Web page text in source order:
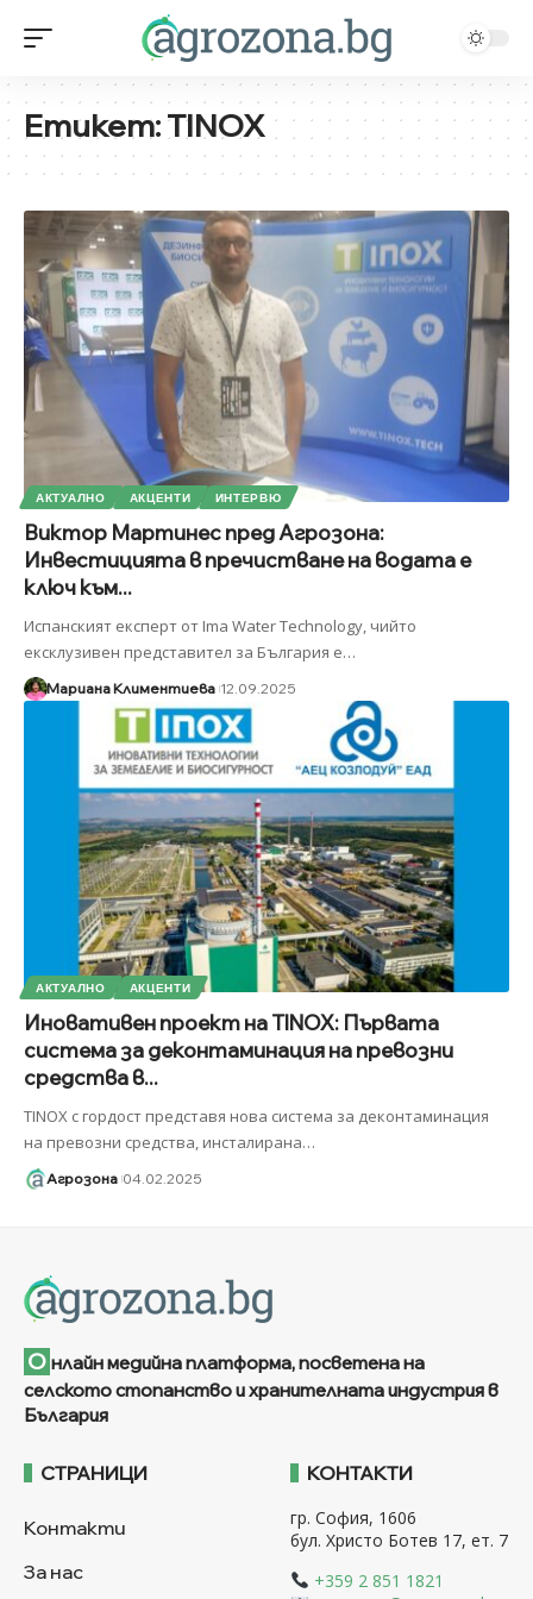
Етикет:TINOX
АКТУАЛНО АКЦЕНТИ ИНТЕРВЮ
Виктор Мартинес пред Агрозона:
Инвестицията в пречистване на водата е
ключ към...
Испанският експерт от Ima Water Technology, чийто
ексклузивен представител за България е…
Мариана Климентиева 12.09.2025
АКТУАЛНО АКЦЕНТИ
Иновативен проект на TINOX: Първата
система за деконтаминация на превозни
средства в...
TINOX с гордост представя нова система за деконтаминация
на превозни средства, инсталирана…
Агрозона 04.02.2025
О нлайн медийна платформа, посветена на
селското стопанство и хранителната индустрия в
България
СТРАНИЦИ
Контакти
За нас
КОНТАКТИ
гр. София, 1606
бул. Христо Ботев 17, ет. 7
+359 2 851 1821